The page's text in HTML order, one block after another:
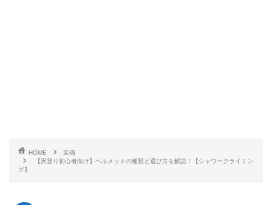
HOME
装備
【沢登り初心者向け】ヘルメットの種類と選び方を解説！【シャワークライミン
グ】